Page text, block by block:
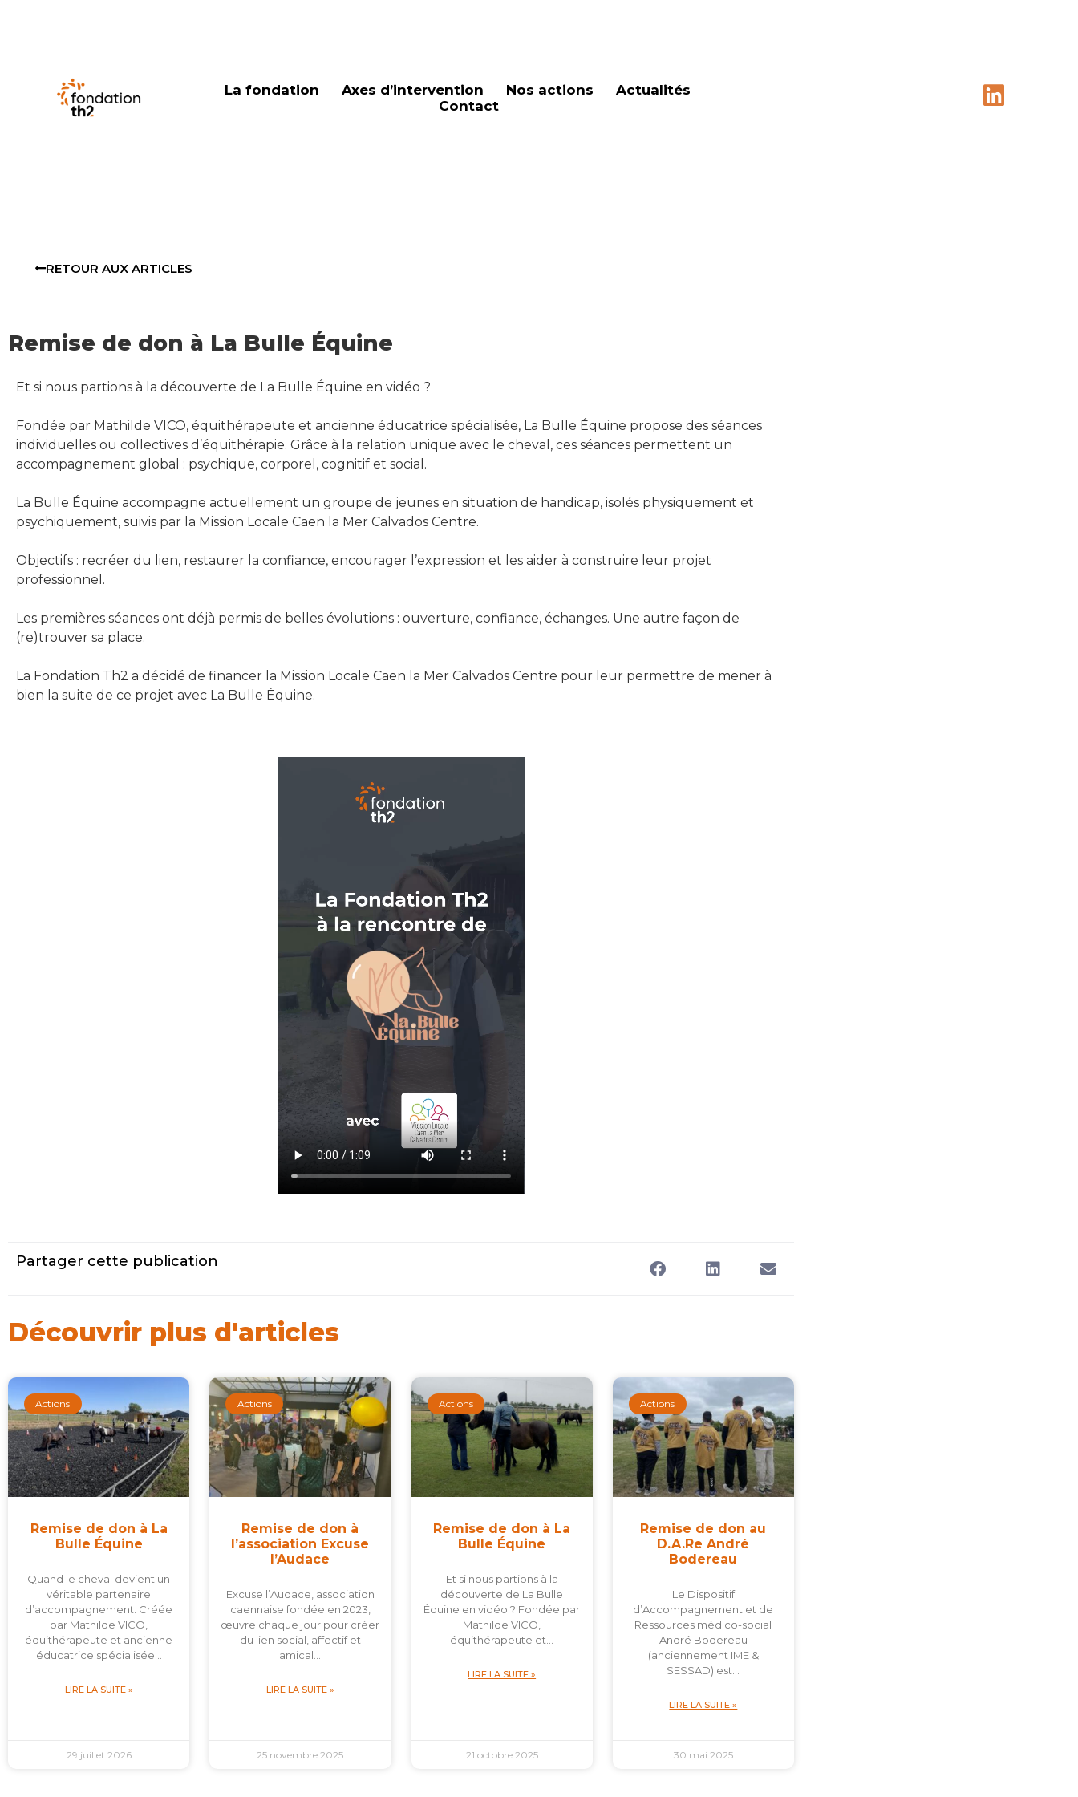
La fondation Axes d’intervention Nos actions
Actualités
Contact
RETOUR AUX ARTICLES
Remise de don à La Bulle Équine
Et si nous partions à la découverte de La Bulle Équine en vidéo ?
Fondée par Mathilde VICO, équithérapeute et ancienne éducatrice spécialisée, La Bulle Équine propose des séances
individuelles ou collectives d’équithérapie. Grâce à la relation unique avec le cheval, ces séances permettent un
accompagnement global : psychique, corporel, cognitif et social.
La Bulle Équine accompagne actuellement un groupe de jeunes en situation de handicap, isolés physiquement et
psychiquement, suivis par la Mission Locale Caen la Mer Calvados Centre.
Objectifs : recréer du lien, restaurer la confiance, encourager l’expression et les aider à construire leur projet
professionnel.
Les premières séances ont déjà permis de belles évolutions : ouverture, confiance, échanges. Une autre façon de
(re)trouver sa place.
La Fondation Th2 a décidé de financer la Mission Locale Caen la Mer Calvados Centre pour leur permettre de mener à
bien la suite de ce projet avec La Bulle Équine.
Partager cette publication
Découvrir plus d'articles
Actions
Remise de don à La
Bulle Équine
Quand le cheval devient un
véritable partenaire
d’accompagnement. Créée
par Mathilde VICO,
équithérapeute et ancienne
éducatrice spécialisée…
LIRE LA SUITE »
29 juillet 2026
Actions
Remise de don à
l’association Excuse
l’Audace
Excuse l’Audace, association
caennaise fondée en 2023,
œuvre chaque jour pour créer
du lien social, affectif et
amical…
LIRE LA SUITE »
25 novembre 2025
Actions
Remise de don à La
Bulle Équine
Et si nous partions à la
découverte de La Bulle
Équine en vidéo ? Fondée par
Mathilde VICO,
équithérapeute et…
LIRE LA SUITE »
21 octobre 2025
Actions
Remise de don au
D.A.Re André
Bodereau
Le Dispositif
d’Accompagnement et de
Ressources médico-social
André Bodereau
(anciennement IME &
SESSAD) est…
LIRE LA SUITE »
30 mai 2025